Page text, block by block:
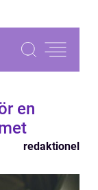
en
redaktionel